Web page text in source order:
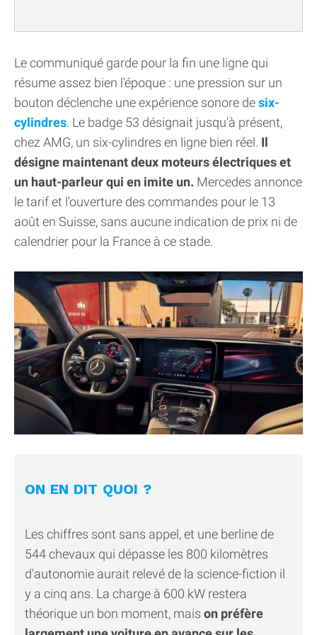
Le communiqué garde pour la fin une ligne qui
résume assez bien l'époque : une pression sur un
bouton déclenche une expérience sonore desix-
cylindres. Le badge 53 désignait jusqu'à présent,
chez AMG, un six-cylindres en ligne bien réel. Il
désigne maintenant deux moteurs électriques et
un haut-parleur qui en imite un. Mercedes annonce
le tarif et l'ouverture des commandes pour le 13
août en Suisse, sans aucune indication de prix ni de
calendrier pour la France à ce stade.
ON EN DIT QUOI ?
Les chiffres sont sans appel, et une berline de
544 chevaux qui dépasse les 800 kilomètres
d'autonomie aurait relevé de la science-fiction il
y a cinq ans. La charge à 600 kW restera
théorique un bon moment, mais on préfère